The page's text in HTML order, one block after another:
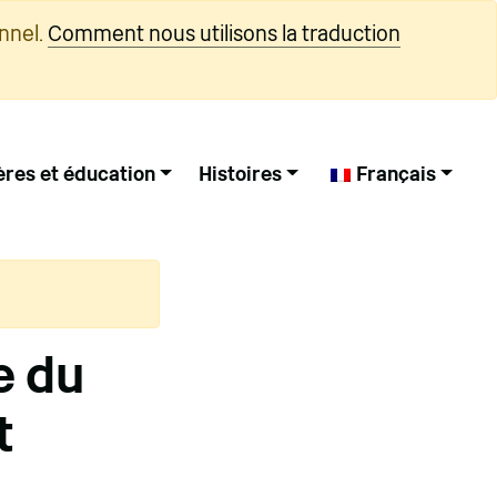
Comment nous utilisons la traduction
et éducation Histoires Français
du